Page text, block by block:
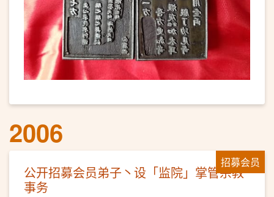
2006
招募会员
公开招募会员弟子丶设「监院」掌管宗教
事务